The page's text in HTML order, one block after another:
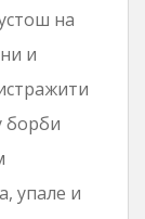
на
и
борби
упале и